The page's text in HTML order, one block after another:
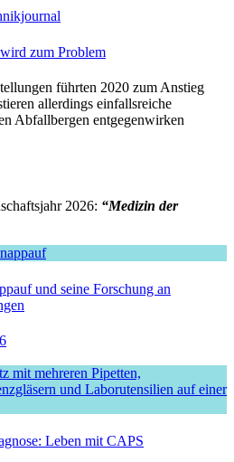
zum Problem
führten 2020 zum Anstieg
allerdings einfallsreiche
Abfallbergen entgegenwirken
2026: “Medizin der
und seine Forschung an
Leben mit CAPS